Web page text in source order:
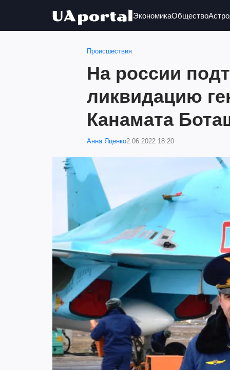
ЭкономикаОбщество
Происшествия
На россии
ликвидацию
Канамата
Анна Яценко2.06.2022 18:20